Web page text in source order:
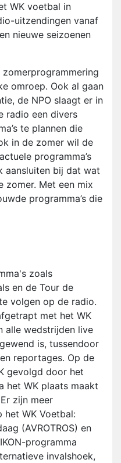
WK voetbal in
uitzendingen vanaf
nieuwe seizoenen
omroep. Ook al gaan
de NPO slaagt er in
radio een divers
te plannen die
in de zomer wil de
programma’s
aansluiten bij dat wat
zomer. Met een mix
programma’s die
zoals
en de Tour de
volgen op de radio.
met het WK
alle wedstrijden live
is, tussendoor
reportages. Op de
gevolgd door het
het WK plaats maakt
zijn meer
het WK Voetbal:
(AVROTROS) en
programma
invalshoek,